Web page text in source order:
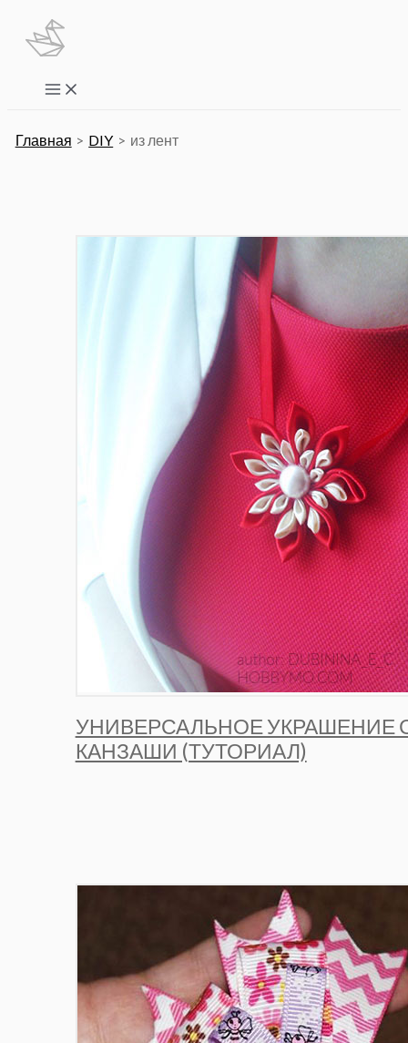
Перейти
содержимому
Main
Menu
Главная DIY из лент
УНИВЕРСАЛЬНОЕ УКРАШЕНИЕ
КАНЗАШИ (ТУТОРИАЛ)